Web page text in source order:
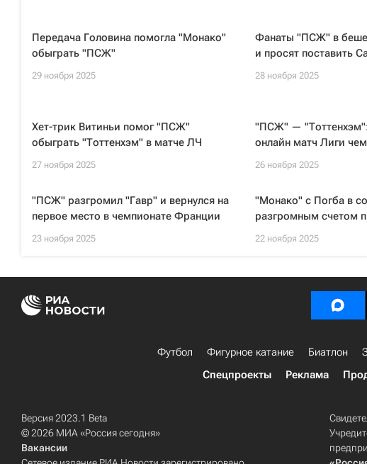
Передача Головина помогла "Монако"
обыграть "ПСЖ"
29 ноября 2025
Фанаты "ПСЖ" в
и просят поставить
28 ноября 2025
Хет-трик Витиньи помог "ПСЖ"
обыграть "Тоттенхэм" в матче ЛЧ
27 ноября 2025
"ПСЖ" —
онлайн матч Лиги
26 ноября 2025
"ПСЖ" разгромил "Гавр" и вернулся на
первое место в чемпионате Франции
23 ноября 2025
"Монако" с Погба в
разгромным счетом
22 ноября 2025
Футбол Фигурное катание Биатлон
Спецпроекты
Реклама
Версия 2023.1 Beta
© 2026 МИА «Россия сегодня»
Вакансии